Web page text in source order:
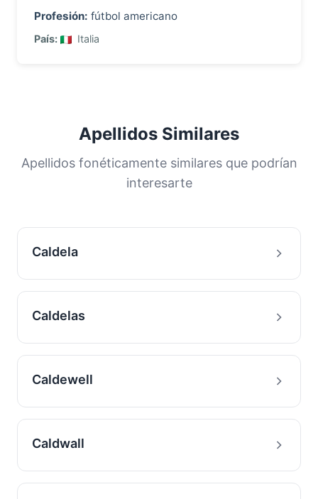
Profesión: fútbol americano
País: Italia
Apellidos Similares
Apellidos fonéticamente similares que podrían
interesarte
Caldela
Caldelas
Caldewell
Caldwall